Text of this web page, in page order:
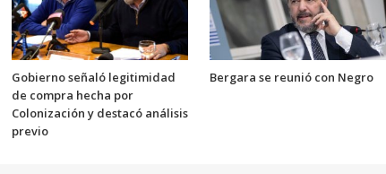
Gobierno señaló legitimidad
de compra hecha por
Colonización y destacó análisis
previo
Bergara se reunió con Negro